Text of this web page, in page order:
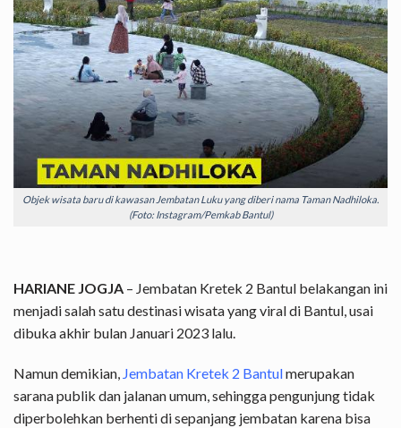
Objek wisata baru di kawasan Jembatan Luku yang diberi nama Taman Nadhiloka.
(Foto: Instagram/Pemkab Bantul)
HARIANE JOGJA – Jembatan Kretek 2 Bantul belakangan ini
menjadi salah satu destinasi wisata yang viral di Bantul, usai
dibuka akhir bulan Januari 2023 lalu.
Namun demikian, Jembatan Kretek 2 Bantulmerupakan
sarana publik dan jalanan umum, sehingga pengunjung tidak
diperbolehkan berhenti di sepanjang jembatan karena bisa